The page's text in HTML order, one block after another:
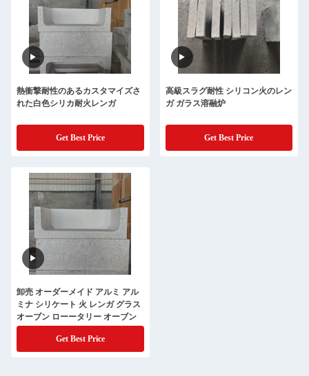
熱衝撃耐性のあるカスタマイズさ
れた白色シリカ耐火レンガ
Get Best Price
高級スラグ耐性 シリコン火のレン
ガ ガラス溶融炉
Get Best Price
卸売 オーダーメイド アルミ アル
ミナ シリケート 火 レンガ グラス
オーブン ローータリー オーブン
Get Best Price